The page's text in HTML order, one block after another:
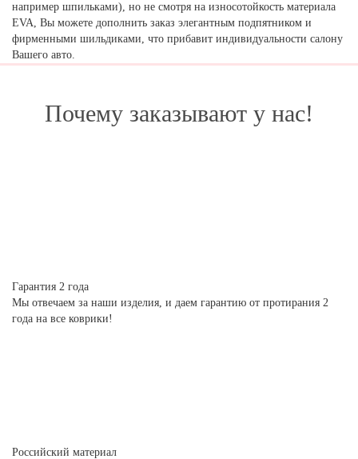
например шпильками), но не смотря на износотойкость материала
EVA, Вы можете дополнить заказ элегантным подпятником и
фирменными шильдиками, что прибавит индивидуальности салону
Вашего авто.
Почему заказывают у нас!
Гарантия 2 года
Мы отвечаем за наши изделия, и даем гарантию от протирания 2
года на все коврики!
Российский материал